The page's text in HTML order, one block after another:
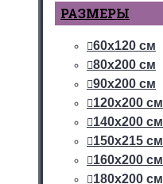
РАЗМЕРЫ
60х120 см
80х200 см
90х200 см
120х200 см
140х200 см
150х215 см
160х200 см
180х200 см